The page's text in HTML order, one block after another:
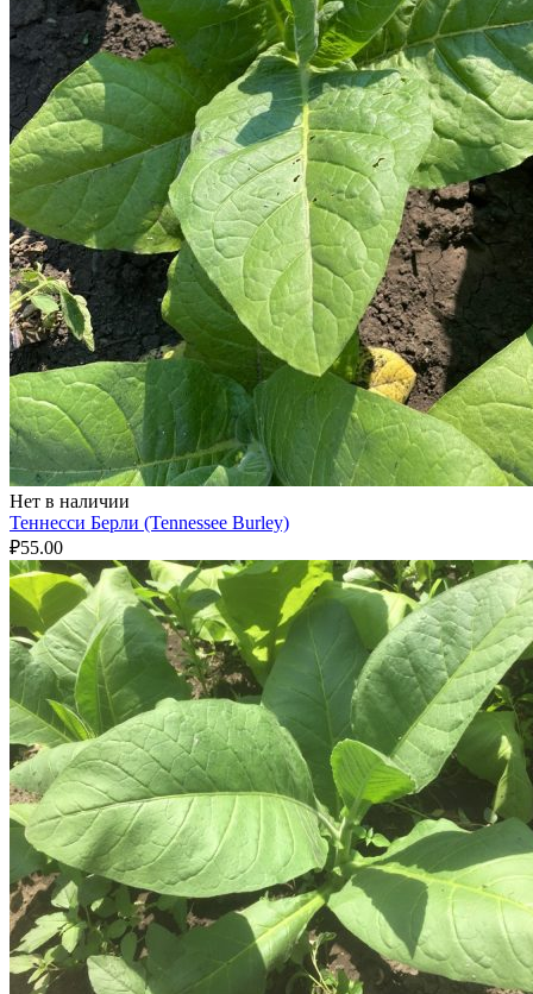
Нет в наличии
Теннесси Берли (Tennessee Burley)
₽55.00